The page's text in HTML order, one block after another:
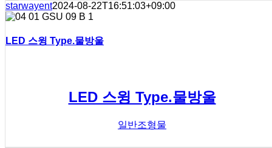
starwayent2024-08-22T16:51:03+09:00
LED 스윙 Type.물방울
LED 스윙 Type.물방울
일반조형물